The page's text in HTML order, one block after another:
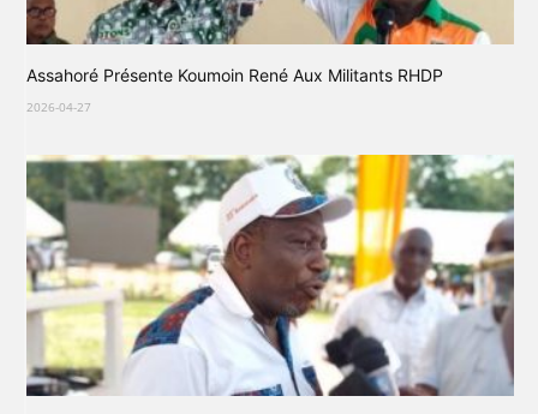
Assahoré Présente Koumoin René Aux Militants RHDP
2026-04-27